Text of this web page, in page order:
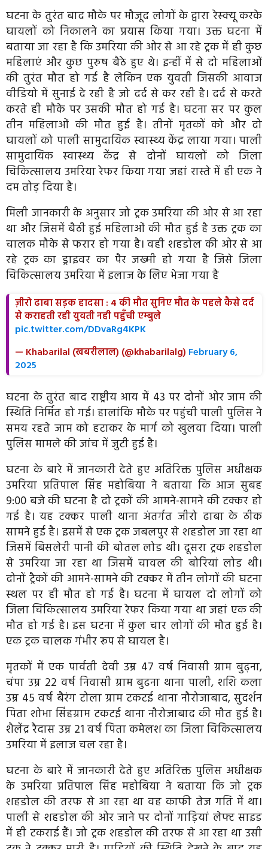
घटना के तुरंत बाद मौके पर मौजूद लोगों के द्वारा रेस्क्यू करके
घायलों को निकालने का प्रयास किया गया। उक्त घटना में
बताया जा रहा है कि उमरिया की ओर से आ रहे ट्रक में ही कुछ
महिलाएं और कुछ पुरुष बैठे हुए थे। इन्हीं में से दो महिलाओं
की तुरंत मौत हो गई है लेकिन एक युवती जिसकी आवाज
वीडियो में सुनाई दे रही है जो दर्द से कर रही है। दर्द से करते
करते ही मौके पर उसकी मौत हो गई है। घटना सर पर कुल
तीन महिलाओं की मौत हुई है। तीनों मृतकों को और दो
घायलों को पाली सामुदायिक स्वास्थ्य केंद्र लाया गया। पाली
सामुदायिक स्वास्थ्य केंद्र से दोनों घायलों को जिला
चिकित्सालय उमरिया रेफर किया गया जहां रास्ते में ही एक ने
दम तोड़ दिया है।
मिली जानकारी के अनुसार जो ट्रक उमरिया की ओर से आ रहा
था और जिसमें बैठी हुई महिलाओं की मौत हुई है उक्त ट्रक का
चालक मौके से फरार हो गया है। वही शहडोल की ओर से आ
रहे ट्रक का ड्राइवर का पैर जख्मी हो गया है जिसे जिला
चिकित्सालय उमरिया में इलाज के लिए भेजा गया है
ज़ीरो ढाबा सड़क हादसा : 4 की मौत सुनिए मौत के पहले कैसे दर्द
से कराहती रही युवती नही पहुँची एम्बुले
pic.twitter.com/DDvaRg4KPK
— Khabarilal (खबरीलाल) (@khabarilalg) February 6,
2025
घटना के तुरंत बाद राष्ट्रीय आय में 43 पर दोनों ओर जाम की
स्थिति निर्मित हो गई। हालांकि मौके पर पहुंची पाली पुलिस ने
समय रहते जाम को हटाकर के मार्ग को खुलवा दिया। पाली
पुलिस मामले की जांच में जुटी हुई है।
घटना के बारे में जानकारी देते हुए अतिरिक्त पुलिस अधीक्षक
उमरिया प्रतिपाल सिंह महोबिया ने बताया कि आज सुबह
9:00 बजे की घटना है दो ट्रकों की आमने-सामने की टक्कर हो
गई है। यह टक्कर पाली थाना अंतर्गत जीरो ढाबा के ठीक
सामने हुई है। इसमें से एक ट्रक जबलपुर से शहडोल जा रहा था
जिसमें बिसलेरी पानी की बोतल लोड थी। दूसरा ट्रक शहडोल
से उमरिया जा रहा था जिसमें चावल की बोरियां लोड थी।
दोनों ट्रैकों की आमने-सामने की टक्कर में तीन लोगों की घटना
स्थल पर ही मौत हो गई है। घटना में घायल दो लोगों को
जिला चिकित्सालय उमरिया रेफर किया गया था जहां एक की
मौत हो गई है। इस घटना में कुल चार लोगों की मौत हुई है।
एक ट्रक चालक गंभीर रूप से घायल है।
मृतकों में एक पार्वती देवी उम्र 47 वर्ष निवासी ग्राम बुढ़ना,
चंपा उम्र 22 वर्ष निवासी ग्राम बुढना थाना पाली, शशि कला
उम्र 45 वर्ष बैरंग टोला ग्राम टकटई थाना नौरोजाबाद, सुदर्शन
पिता शोभा सिंहग्राम टकटई थाना नौरोजाबाद की मौत हुई है।
शैलेंद्र रैदास उम्र 21 वर्ष पिता कमेलश का जिला चिकित्सालय
उमरिया में इलाज चल रहा है।
घटना के बारे में जानकारी देते हुए अतिरिक्त पुलिस अधीक्षक
के उमरिया प्रतिपाल सिंह महोबिया ने बताया कि जो ट्रक
शहडोल की तरफ से आ रहा था वह काफी तेज गति में था।
पाली से शहडोल की ओर जाने पर दोनों गाड़ियां लेफ्ट साइड
में ही टकराई हैं। जो ट्रक शहडोल की तरफ से आ रहा था उसी